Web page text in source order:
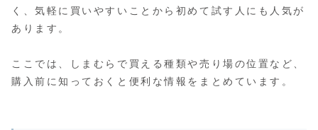
く、気軽に買いやすいことから初めて試す人にも人気が
あります。
ここでは、しまむらで買える種類や売り場の位置など、
購入前に知っておくと便利な情報をまとめています。